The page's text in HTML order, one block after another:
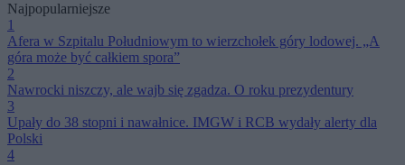
Najpopularniejsze
1
Afera w Szpitalu Południowym to wierzchołek góry lodowej. „A
góra może być całkiem spora”
2
Nawrocki niszczy, ale wajb się zgadza. O roku prezydentury
3
Upały do 38 stopni i nawałnice. IMGW i RCB wydały alerty dla
Polski
4